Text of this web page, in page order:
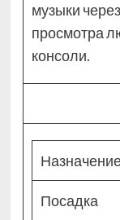
музыки
просмотра
консоли.
Посадка